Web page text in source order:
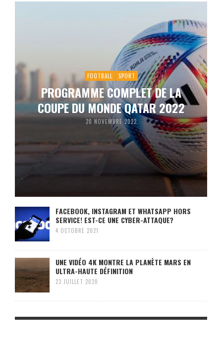
FOOTBALL SPORT
PROGRAMME COMPLET DE LA
COUPE DU MONDE QATAR 2022
20 NOVEMBRE 2022
FACEBOOK, INSTAGRAM ET WHATSAPP HORS
SERVICE! EST-CE UNE CYBER-ATTAQUE?
4 OCTOBRE 2021
UNE VIDÉO 4K MONTRE LA PLANÈTE MARS EN
ULTRA-HAUTE DÉFINITION
23 JUILLET 2020